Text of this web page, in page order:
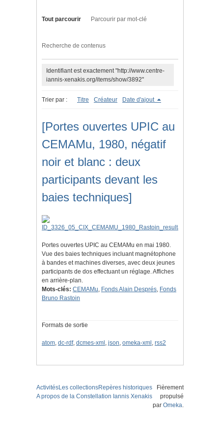
Tout parcourir Parcourir par mot-clé
Recherche de contenus
Identifiant est exactement "http://www.centre-
iannis-xenakis.org/items/show/3892"
Trier par : Titre Créateur Date d'ajout
[Portes ouvertes UPIC au
CEMAMu, 1980, négatif
noir et blanc : deux
participants devant les
baies techniques]
Portes ouvertes UPIC au CEMAMu en mai 1980.
Vue des baies techniques incluant magnétophone
à bandes et machines diverses, avec deux jeunes
participants de dos effectuant un réglage. Affiches
en arrière-plan.
Mots-clés: CEMAMu, Fonds Alain Després, Fonds
Bruno Rastoin
Formats de sortie
atom, dc-rdf, dcmes-xml , json, omeka-xml , rss2
ActivitésLes collectionsRepères historiques
A propos de la Constellation Iannis Xenakis
Fièrement
propulsé
par Omeka.